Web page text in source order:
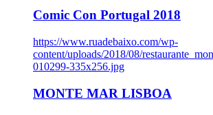
Comic Con Portugal 2018
https://www.ruadebaixo.com/wp-
content/uploads/2018/08/
010299-335x256.jpg
MONTE MAR LISBOA